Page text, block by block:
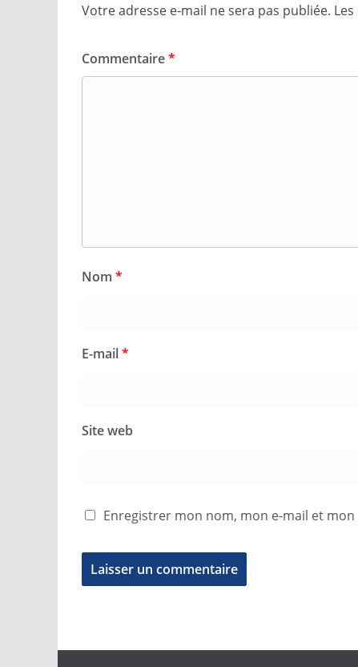
Votre adresse e-mail ne sera pas publiée.
Commentaire*
Nom *
E-mail*
Site web
Enregistrer mon nom, mon e-mail et